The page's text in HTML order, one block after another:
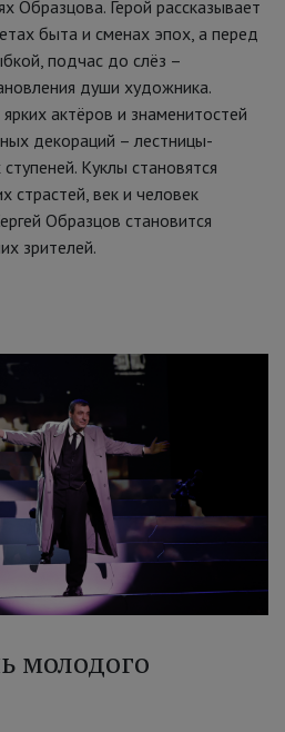
Образцова. Герой рассказывает
быта и сменах эпох, а перед
подчас до слёз –
души художника.
актёров и знаменитостей
декораций – лестницы-
Куклы становятся
страстей, век и человек
Образцов становится
зрителей.
молодого